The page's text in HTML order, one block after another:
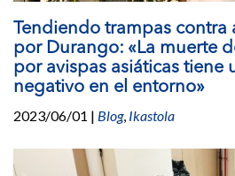
Tendiendo trampas contra
por Durango: «La muerte
por avispas asiáticas tiene
negativo en el entorno»
2023/06/01 | Blog, Ikastola